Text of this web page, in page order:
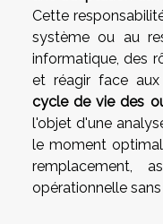
Cette
système ou au
informatique, des
et réagir face aux
cycle de vie des
l'objet d'une
le moment
remplacement,
opérationnelle